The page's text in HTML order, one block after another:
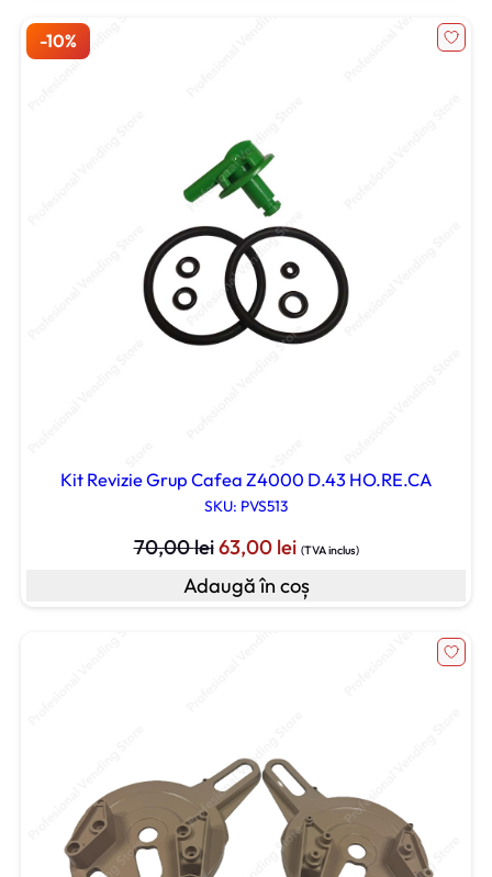
Kit Revizie Grup Cafea Z4000 D.43 HO.RE.CA
SKU: PVS513
70,00leiPrețul
inițial
a
63,00 leiPrețul
este:
(TVA inclus)
Adaugă în coș